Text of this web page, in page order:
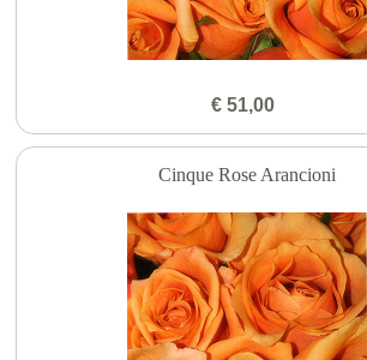
€ 51,00
Cinque Rose Arancioni